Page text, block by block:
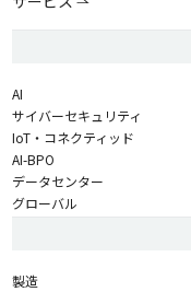
AI
サイバーセキュリティ
IoT・コネクティッド
AI-BPO
データセンター
グローバル
製造